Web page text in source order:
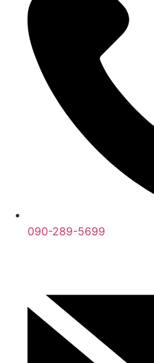
090-289-5699